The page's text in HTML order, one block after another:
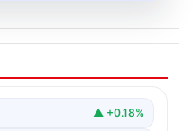
İletişimin Güvenli
▲ +0.18%